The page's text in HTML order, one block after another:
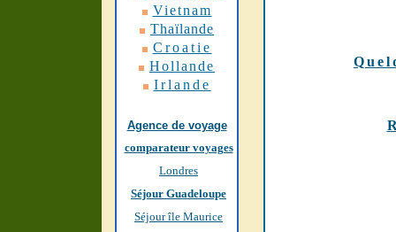
Vietnam
Thaïlande
Croatie
Hollande
Irlande
Agence de voyage
comparateur voyages
Londres
Séjour Guadeloupe
Séjour île Maurice